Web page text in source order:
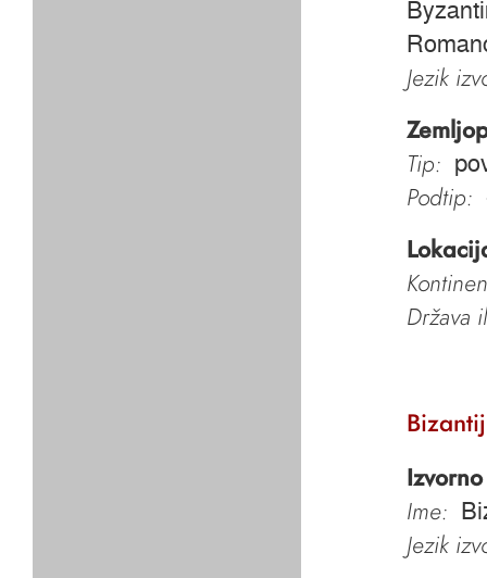
Jezik
Tip:
Podtip:
Država
Bizantij
Ime:
Jezik